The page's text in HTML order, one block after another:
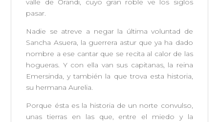
valle de Orandi, cuyo gran roble ve los siglos
pasar.
Nadie se atreve a negar la última voluntad de
Sancha Asuera, la guerrera astur que ya ha dado
nombre a ese cantar que se recita al calor de las
hogueras. Y con ella van sus capitanas, la reina
Emersinda, y también la que trova esta historia,
su hermana Aurelia.
Porque ésta es la historia de un norte convulso,
unas tierras en las que, entre el miedo y la